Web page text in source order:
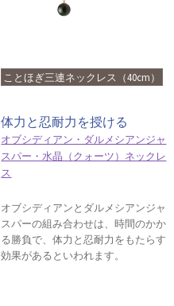
ことほぎ三連ネックレス（40cm）
体力と忍耐力を授ける
オブシディアン・ダルメシアンジャ
スパー・水晶（クォーツ）ネックレ
ス
オブシディアンとダルメシアンジャ
スパーの組み合わせは、時間のかか
る勝負で、体力と忍耐力をもたらす
効果があるといわれます。